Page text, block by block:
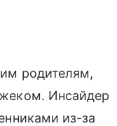
родителям,
Инсайдер
из-за